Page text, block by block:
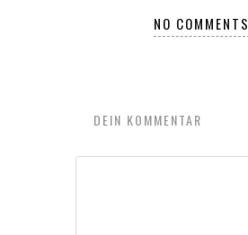
NO COMMENTS
DEIN KOMMENTAR